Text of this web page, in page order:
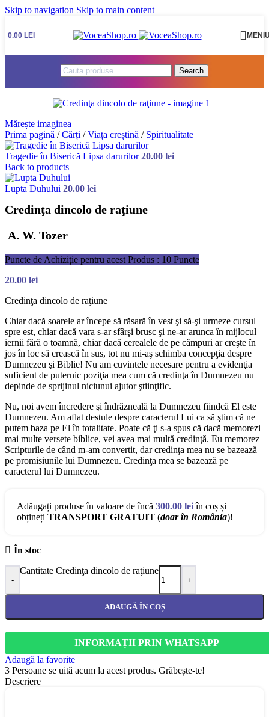
Skip to navigation Skip to main content
0.00 LEI
Search
Mărește imaginea
Prima pagină / Cărți / Viața creștină / Spiritualitate
Tragedie în Biserică Lipsa darurilor20.00 lei
Back to products
Lupta Duhului 20.00 lei
Credinţa dincolo de raţiune
A. W. Tozer
Puncte de Achiziție pentru acest Produs : 10 Puncte
20.00 lei
Credinţa dincolo de raţiune
Chiar dacă soarele ar începe să răsară în vest şi să-şi urmeze cursul
spre est, chiar dacă vara s-ar sfârşi brusc şi ne-ar arunca în mijlocul
iernii fără o toamnă, chiar dacă cerealele de pe câmpuri ar creşte în
jos în loc să crească în sus, tot nu mi-aş schimba concepţia despre
Dumnezeu şi Biblie! Nu am cuvintele necesare pentru a evidenţia
suficient de puternic poziţia mea cum că credinţa în Dumnezeu nu
depinde de sprijinul niciunui ajutor ştiinţific.
Nu, noi avem încredere şi îndrăzneală la Dumnezeu fiindcă El este
Dumnezeu. Am aflat destule despre caracterul Lui ca să ştim că ne
putem baza pe El în totalitate. Poate că ţi s-a spus că dacă memorezi
mai multe versete biblice, vei avea mai multă credinţă. Eu memorez
Scripturile de când m-am convertit, dar credinţa mea nu se bazează
pe promisiunile lui Dumnezeu. Credinţa mea se bazează pe
caracterul lui Dumnezeu.
Adăugați produse în valoare de încă 300.00 leiîn coș și
obțineți TRANSPORT GRATUIT (doar în România)!
În stoc
-
Cantitate Credinţa dincolo de raţiune
+
ADAUGĂ ÎN COȘ
INFORMAȚII PRIN WHATSAPP
Adaugă la favorite
3 Persoane se uită acum la acest produs. Grăbește-te!
Descriere